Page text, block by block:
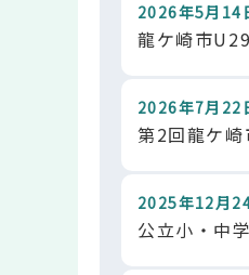
2026年5月14
龍ケ崎市
2026年7月22
第2回龍ケ崎
2025年12月
公立小・中